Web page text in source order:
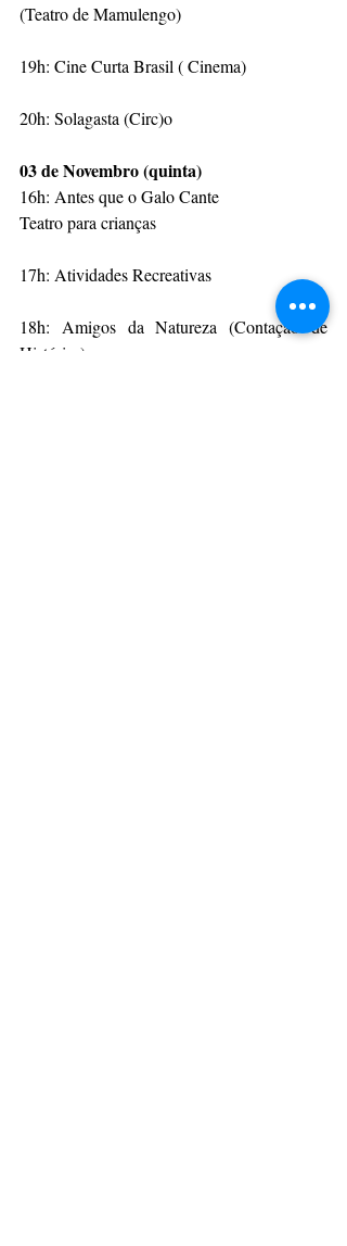
(Teatro de Mamulengo)
19h: Cine Curta Brasil ( Cinema)
20h: Solagasta (Circ)o
03 de Novembro (quinta)
16h: Antes que o Galo Cante
Teatro para crianças
17h: Atividades Recreativas
18h: Amigos da Natureza (Contação de
Histórias)